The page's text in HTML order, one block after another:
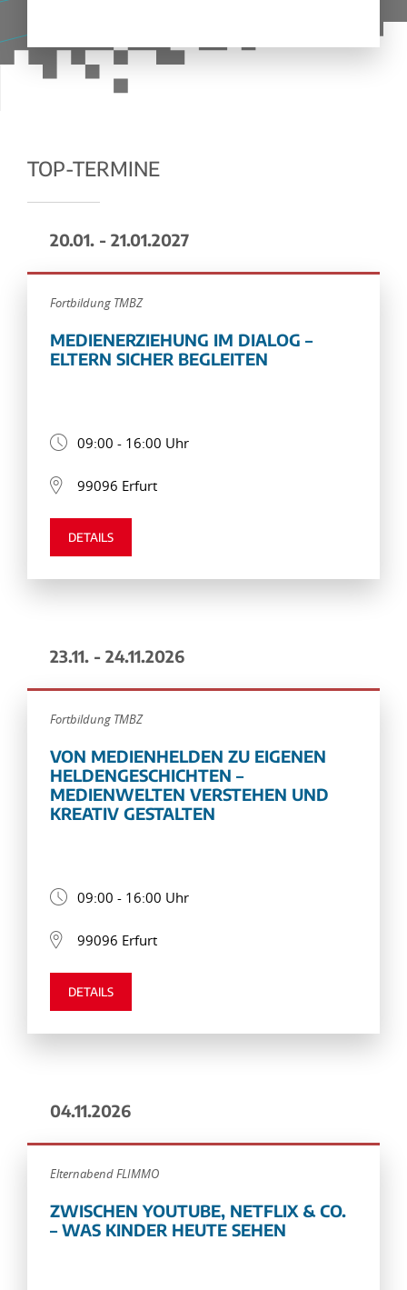
TOP-TERMINE
20.01. - 21.01.2027
Fortbildung TMBZ
MEDIENERZIEHUNG IM DIALOG –
ELTERN SICHER BEGLEITEN
09:00 - 16:00 Uhr
99096 Erfurt
DETAILS
23.11. - 24.11.2026
Fortbildung TMBZ
VON MEDIENHELDEN ZU EIGENEN
HELDENGESCHICHTEN –
MEDIENWELTEN VERSTEHEN UND
KREATIV GESTALTEN
09:00 - 16:00 Uhr
99096 Erfurt
DETAILS
04.11.2026
Elternabend FLIMMO
ZWISCHEN YOUTUBE, NETFLIX & CO.
– WAS KINDER HEUTE SEHEN